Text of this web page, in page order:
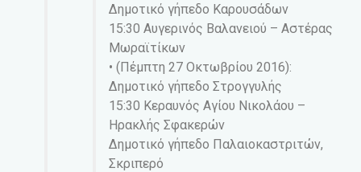
Δημοτικό γήπεδο Καρουσάδων
15:30 Αυγερινός Βαλανειού – Αστέρας
Μωραϊτίκων
• (Πέμπτη 27 Οκτωβρίου 2016):
Δημοτικό γήπεδο Στρογγυλής
15:30 Κεραυνός Αγίου Νικολάου –
Ηρακλής Σφακερών
Δημοτικό γήπεδο Παλαιοκαστριτών,
Σκριπερό